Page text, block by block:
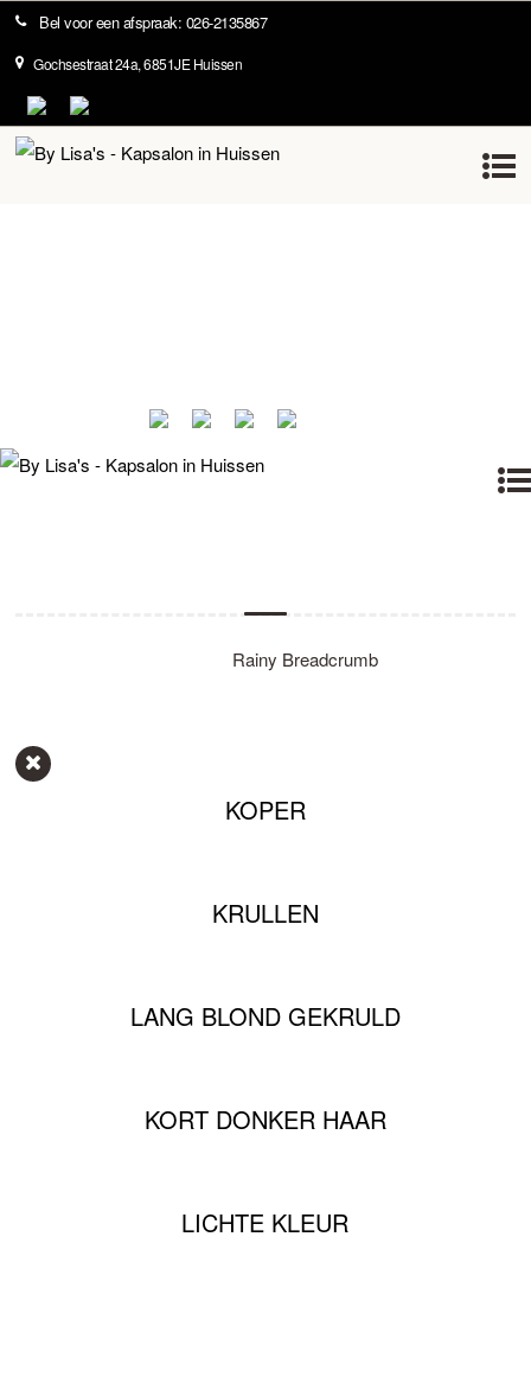
Bel voor een afspraak: 026-2135867
Rainy Breadcrumb
KOPER
KRULLEN
LANG BLOND GEKRULD
KORT DONKER HAAR
LICHTE KLEUR